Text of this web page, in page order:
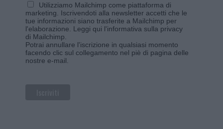
Utilizziamo Mailchimp come piattaforma di
marketing. Iscrivendoti alla newsletter accetti che le
tue informazioni siano trasferite a Mailchimp per
l'elaborazione. Leggi qui l'informativa sulla privacy
di Mailchimp
Potrai annullare l'iscrizione in qualsiasi momento
facendo clic sul collegamento nel piè di pagina delle
nostre e-mail.